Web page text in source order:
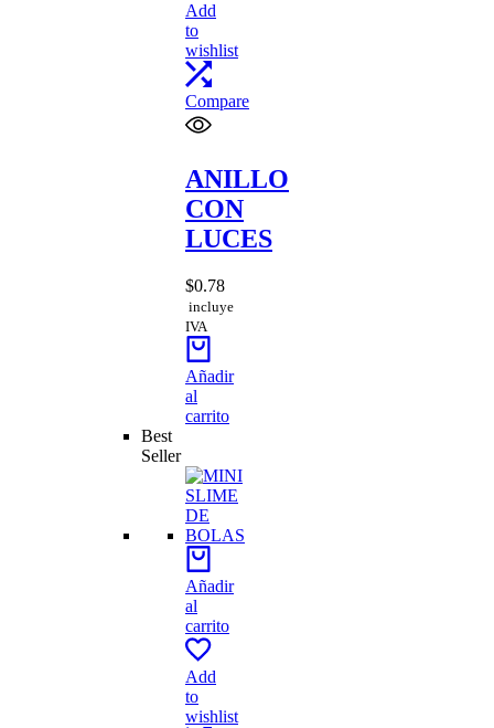
Add
to
wishlist
Compare
ANILLO
CON
LUCES
$0.78
incluye
IVA
Añadir
al
carrito
Best
Seller
Añadir
al
carrito
Add
to
wishlist